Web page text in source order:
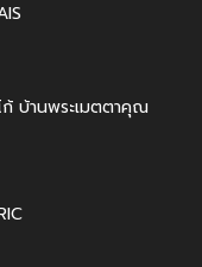
บ้านพระเมตตาคุณ